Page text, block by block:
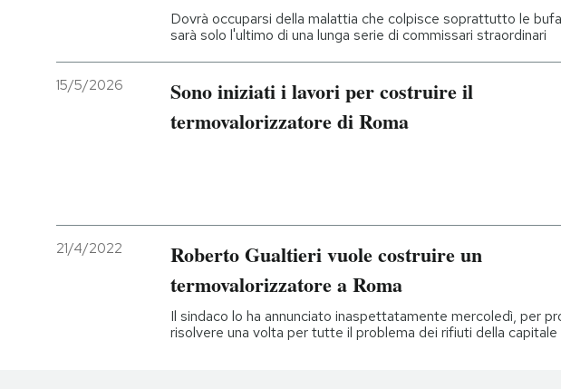
Dovrà occuparsi della malattia che colpisce soprattutto le
sarà solo l'ultimo di una lunga serie di commissari straordinari
15/5/2026
Sono iniziati i lavori per costruire il
termovalorizzatore di Roma
21/4/2022
Roberto Gualtieri vuole costruire un
termovalorizzatore a Roma
Il sindaco lo ha annunciato inaspettatamente mercoledì, per
risolvere una volta per tutte il problema dei rifiuti della capitale